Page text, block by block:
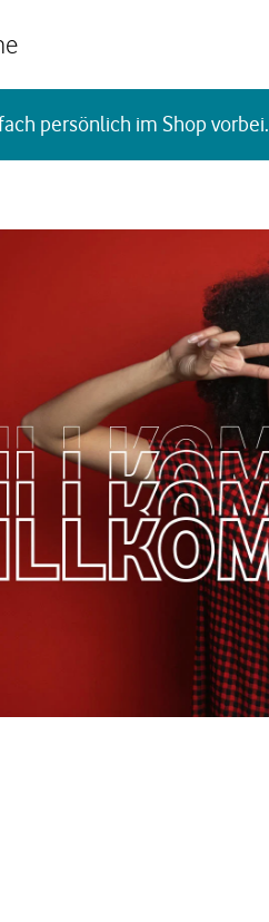
persönlich im Shop vorbei.